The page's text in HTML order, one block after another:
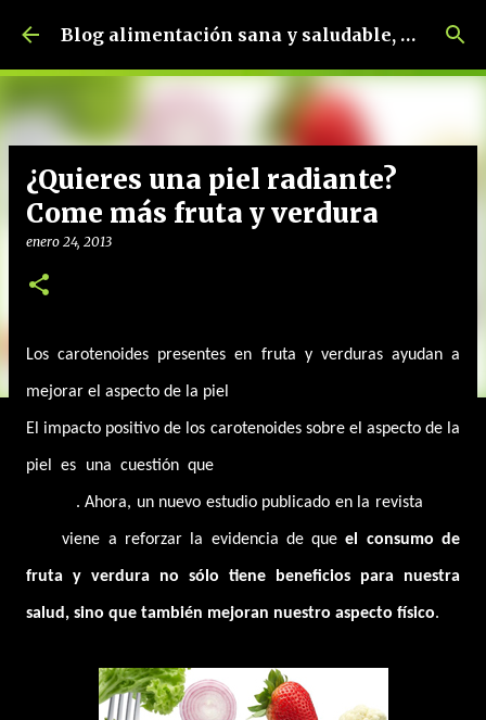
Ir al contenido principal Blog alimentación sana y saludable, dietética y nutrición, dietista-nutricionista.
¿Quieres una piel radiante?
Come más fruta y verdura
enero 24, 2013
Los carotenoides presentes en fruta y verduras ayudan a
mejorar el aspecto de la piel
El impacto positivo de los carotenoides sobre el aspecto de la
piel es una cuestión que
. Ahora, un nuevo estudio publicado en la revista
viene a reforzar la evidencia de queel consumo de
fruta y verdura no sólo tiene beneficios para nuestra
salud, sino que también mejoran nuestro aspecto físico.